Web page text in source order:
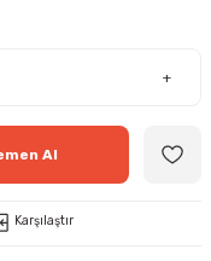
+
Al
Karşılaştır